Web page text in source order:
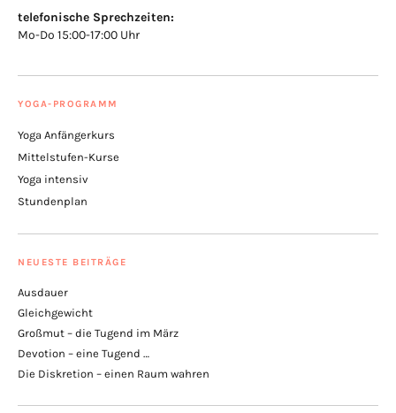
telefonische Sprechzeiten:
Mo-Do 15:00-17:00 Uhr
YOGA-PROGRAMM
Yoga Anfängerkurs
Mittelstufen-Kurse
Yoga intensiv
Stundenplan
NEUESTE BEITRÄGE
Ausdauer
Gleichgewicht
Großmut – die Tugend im März
Devotion – eine Tugend …
Die Diskretion – einen Raum wahren